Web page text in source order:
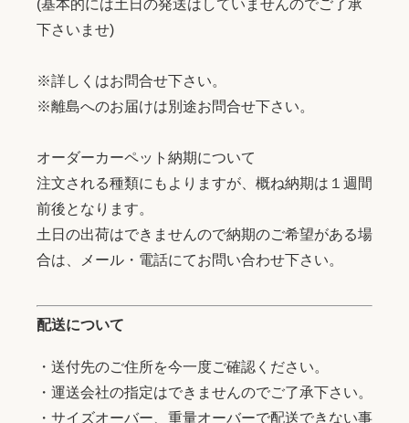
(基本的には土日の発送はしていませんのでご了承
下さいませ)
※詳しくはお問合せ下さい。
※離島へのお届けは別途お問合せ下さい。
オーダーカーペット納期について
注文される種類にもよりますが、概ね納期は１週間
前後となります。
土日の出荷はできませんので納期のご希望がある場
合は、メール・電話にてお問い合わせ下さい。
配送について
・送付先のご住所を今一度ご確認ください。
・運送会社の指定はできませんのでご了承下さい。
・サイズオーバー、重量オーバーで配送できない事